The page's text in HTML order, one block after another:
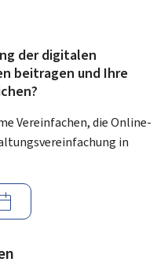
der digitalen
beitragen und Ihre
Vereinfachen, die Online-
in